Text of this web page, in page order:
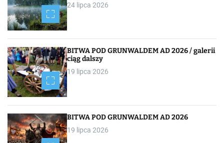
24 lipca 2026
BITWA POD GRUNWALDEM AD 2026 / galerii
ciąg dalszy
19 lipca 2026
BITWA POD GRUNWALDEM AD 2026
19 lipca 2026